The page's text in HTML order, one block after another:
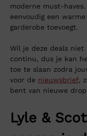
moderne must-
eenvoudig een
garderobe toevoegt.
Wil je deze deals
continu, dus je kan
toe te slaan zodra
voor de nieuwsbrief,
bent van nieuwe
Lyle &